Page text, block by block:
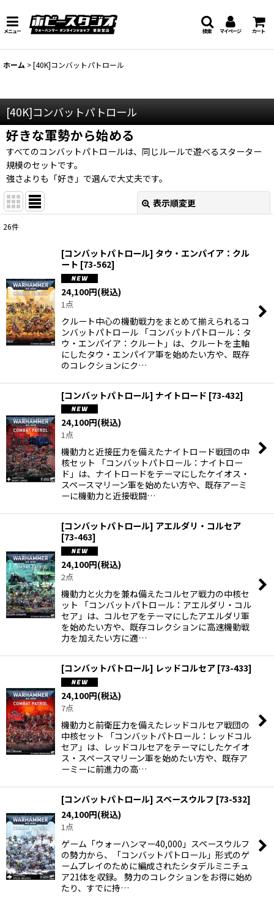
メニュー マイページ カート
検索
ホーム >[40K]コンバットパトロール
[40K]コンバットパトロール
好きな軍勢から始める
すべてのコンバットパトロールは、同じルールで遊べるスターター
規模のセットです。
強さよりも「好き」で選んで大丈夫です。
表示順変更
並び順:
絞り込む
26件
[コンバットパトロール] タウ・エンパイア：クル
ート [73-562]
24,100円(税込)
1点
クルート中心の機動戦力をまとめて揃えられるコ
ンバットパトロール 「コンバットパトロール：タ
ウ・エンパイア：クルート」は、クルートを主軸
にしたタウ・エンパイア軍を始めたい方や、既存
のコレクションにク…
[コンバットパトロール] ナイトロード [73-432]
24,100円(税込)
1点
機動力と近接圧力を備えたナイトロード戦団の中
核セット 「コンバットパトロール：ナイトロー
ド」は、ナイトロードをテーマにしたケイオス・
スペースマリーン軍を始めたい方や、既存アーミ
ーに機動力と近接戦闘…
[コンバットパトロール] アエルダリ・コルセア
[73-463]
24,100円(税込)
2点
機動力と火力を兼ね備えたコルセア戦力の中核セ
ット 「コンバットパトロール：アエルダリ・コル
セア」は、コルセアをテーマにしたアエルダリ軍
を始めたい方や、既存コレクションに高速機動戦
力を加えたい方に適…
[コンバットパトロール] レッドコルセア [73-433]
24,100円(税込)
7点
機動力と前衛圧力を備えたレッドコルセア戦団の
中核セット 「コンバットパトロール：レッドコル
セア」は、レッドコルセアをテーマにしたケイオ
ス・スペースマリーン軍を始めたい方や、既存ア
ーミーに前進力の高…
[コンバットパトロール] スペースウルフ [73-532]
24,100円(税込)
1点
ゲーム「ウォーハンマー40,000」スペースウルフ
の勢力から、「コンバットパトロール」形式のゲ
ームプレイのために編成されたシタデルミニチュ
ア21体を収録。 勢力のコレクションをお得に始め
たり、すでに持…